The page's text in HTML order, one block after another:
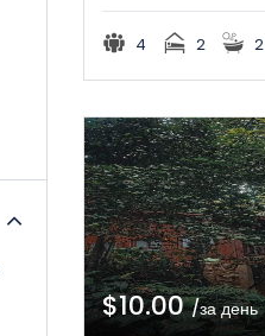
4 2 2
$10.00/за день